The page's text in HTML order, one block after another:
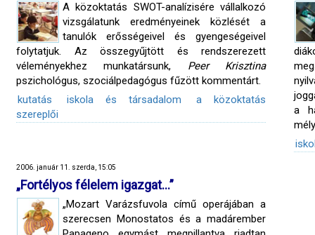
A közoktatás SWOT-analízisére vállalkozó
vizsgálatunk eredményeinek közlését a
tanulók erősségeivel és gyengeségeivel
folytatjuk. Az összegyűjtött és rendszerezett
véleményekhez munkatársunk, Peer Krisztina
pszichológus, szociálpedagógus fűzött kommentárt.
kutatás
iskola és társadalom
a közoktatás
szereplői
a
2006. január 11. szerda, 15:05
„Fortélyos félelem igazgat…”
„Mozart Varázsfuvola című operájában a
szerecsen Monostatos és a madárember